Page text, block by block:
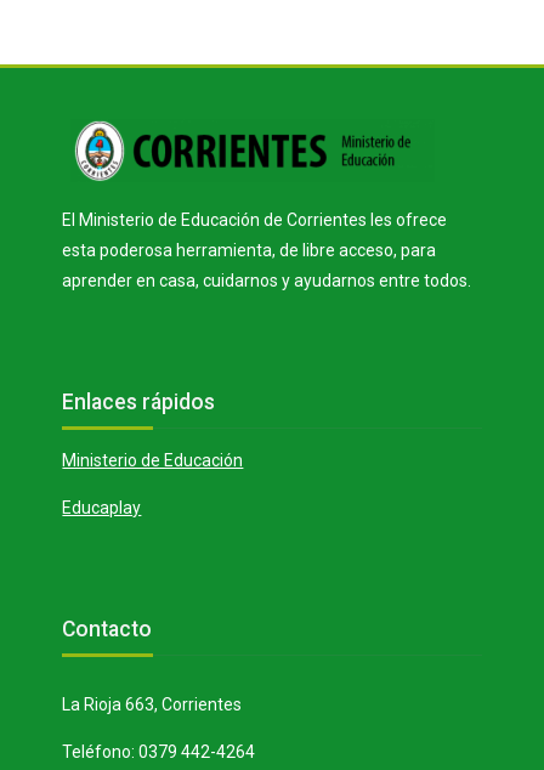
El Ministerio de Educación de Corrientes les ofrece
esta poderosa herramienta, de libre acceso, para
aprender en casa, cuidarnos y ayudarnos entre todos.
Bloques
Enlaces rápidos
Ministerio de Educación
Educaplay
Bloques
Contacto
La Rioja 663, Corrientes
Teléfono: 0379 442-4264